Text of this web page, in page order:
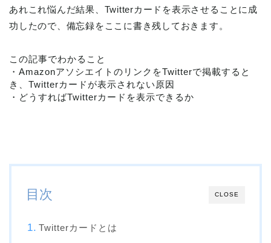
あれこれ悩んだ結果、Twitterカードを表示させることに成
功したので、備忘録をここに書き残しておきます。
この記事でわかること
・AmazonアソシエイトのリンクをTwitterで掲載すると
き、Twitterカードが表示されない原因
・どうすればTwitterカードを表示できるか
CLOSE
目次
Twitterカードとは